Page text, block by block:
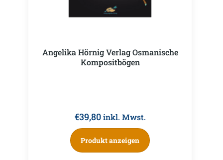
Angelika Hörnig Verlag Osmanische
Kompositbögen
€39,80 inkl. Mwst.
Produkt anzeigen